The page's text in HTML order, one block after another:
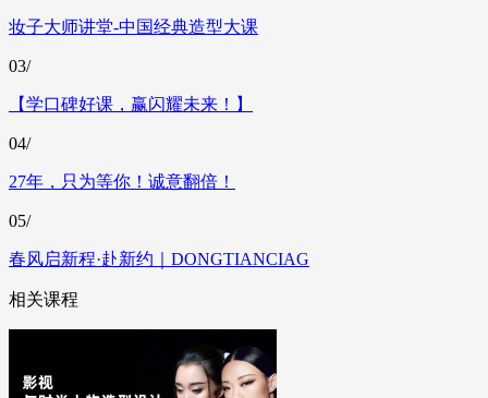
妆子大师讲堂-中国经典造型大课
03/
【学口碑好课，赢闪耀未来！】
04/
27年，只为等你！诚意翻倍！
05/
春风启新程·赴新约｜DONGTIANCIAG
相关课程